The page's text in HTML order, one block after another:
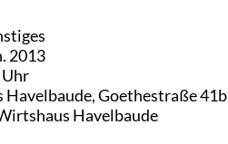
2013
Goethestraße 41b
Havelbaude